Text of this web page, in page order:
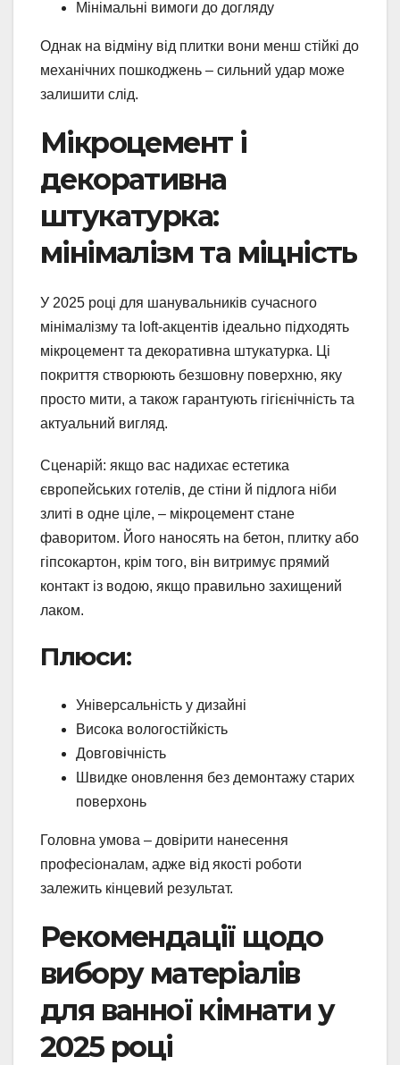
Мінімальні вимоги до догляду
Однак на відміну від плитки вони менш стійкі до
механічних пошкоджень – сильний удар може
залишити слід.
Мікроцемент і
декоративна
штукатурка:
мінімалізм та міцність
У 2025 році для шанувальників сучасного
мінімалізму та loft-акцентів ідеально підходять
мікроцемент та декоративна штукатурка. Ці
покриття створюють безшовну поверхню, яку
просто мити, а також гарантують гігієнічність та
актуальний вигляд.
Сценарій: якщо вас надихає естетика
європейських готелів, де стіни й підлога ніби
злиті в одне ціле, – мікроцемент стане
фаворитом. Його наносять на бетон, плитку або
гіпсокартон, крім того, він витримує прямий
контакт із водою, якщо правильно захищений
лаком.
Плюси:
Універсальність у дизайні
Висока вологостійкість
Довговічність
Швидке оновлення без демонтажу старих
поверхонь
Головна умова – довірити нанесення
професіоналам, адже від якості роботи
залежить кінцевий результат.
Рекомендації щодо
вибору матеріалів
для ванної кімнати у
2025 році